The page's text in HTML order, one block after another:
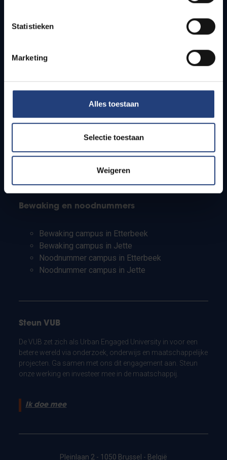
Statistieken
Marketing
Alles toestaan
Selectie toestaan
Weigeren
Bereikbaarheid
Studenten
PhD-studenten
Leerkrachten en secundaire scholen
Bewaking en noodnummers
Bewaking campus in Etterbeek
Bewaking campus in Jette
Noodnummer campus in Etterbeek
Noodnummer campus in Jette
Steun VUB
De VUB zet zich als Urban Engaged University in voor een
betere wereld via onderzoek, onderwijs en maatschappelijke
projecten. Ga samen met ons dit engagement aan. Steun
onze werking en investeer mee in de maatschappij.
Ik doe mee
Pleinlaan 2 - 1050 Brussel - België